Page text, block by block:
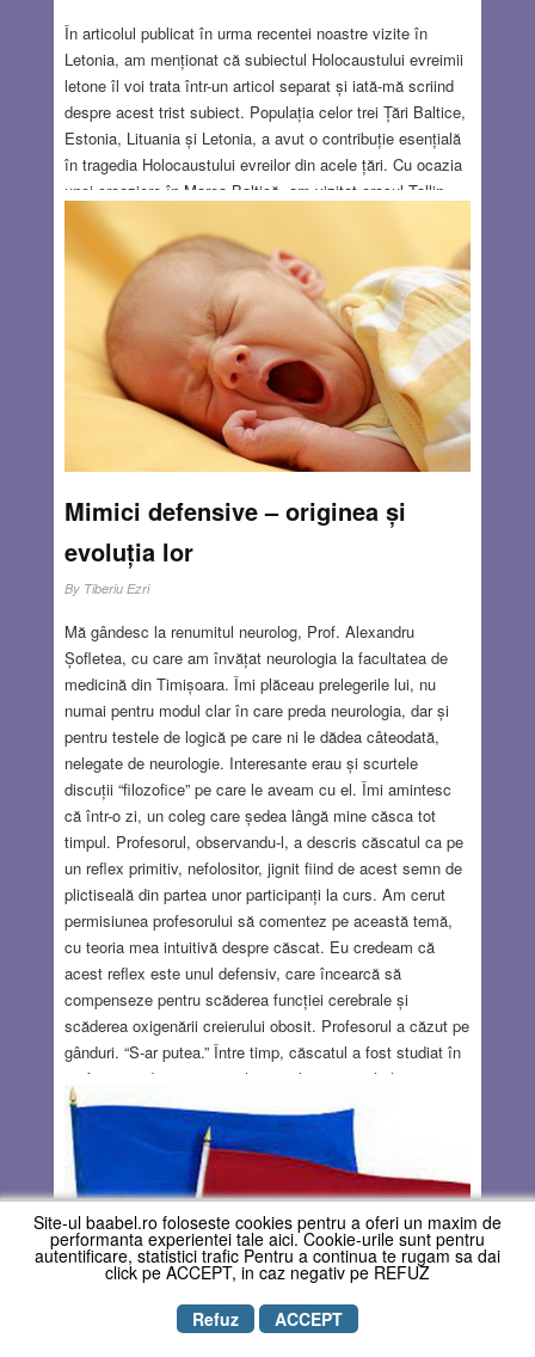
În articolul publicat în urma recentei noastre vizite în
Letonia, am menționat că subiectul Holocaustului evreimii
letone îl voi trata într-un articol separat și iată-mă scriind
despre acest trist subiect. Populația celor trei Țări Baltice,
Estonia, Lituania și Letonia, a avut o contribuție esențială
în tragedia Holocaustului evreilor din acele țări. Cu ocazia
unei croaziere în Marea Baltică, am vizitat orașul Tallin,
capitala Estoniei, unde am intrat și în sinagoga orașului,
redeschisă în anul 2000. Estonia are mai puțin de 1,5
milioane de locuitori, iar limba vorbită de estoni aparține
familiei de limbi fino-ugrice, înrudită cu finlandeza și
maghiara. La ora actuală în Estonia trăiesc în jur de 3000
de evrei. În 1939, când Estonia era încă independentă,
populația evreiasca număra 4.500 de suflete, majoritatea
veniți din Rusia. Ei se bucurau de libertate de cult și erau
prosperi. În 1940, Estonia a fost ocupată de trupele
sovietice. O parte dintre evrei au părăsit țara. În vara
anului 1941, prin operația Barbarossa, Germania a invadat
Uniunea Sovietică, inclusiv țările baltice, unde localnicii au
avut un rol semnificativ în exterminarea evreilor.
more…
Mimici defensive – originea și
evoluția lor
By Tiberiu Ezri
Mă gândesc la renumitul neurolog, Prof. Alexandru
Șofletea, cu care am învățat neurologia la facultatea de
medicină din Timișoara. Îmi plăceau prelegerile lui, nu
numai pentru modul clar în care preda neurologia, dar și
pentru testele de logică pe care ni le dădea câteodată,
nelegate de neurologie. Interesante erau și scurtele
discuții “filozofice” pe care le aveam cu el. Îmi amintesc
că într-o zi, un coleg care ședea lângă mine căsca tot
timpul. Profesorul, observandu-l, a descris căscatul ca pe
un reflex primitiv, nefolositor, jignit fiind de acest semn de
plictiseală din partea unor participanți la curs. Am cerut
permisiunea profesorului să comentez pe această temă,
cu teoria mea intuitivă despre căscat. Eu credeam că
acest reflex este unul defensiv, care încearcă să
compenseze pentru scăderea funcției cerebrale și
scăderea oxigenării creierului obosit. Profesorul a căzut pe
gânduri. “S-ar putea.” Între timp, căscatul a fost studiat în
profunzime de către neurologi, psihiatri și psihologi și
lucrurile s-au clarificat, dar nu până la capăt. Multitudinea
centrelor cerebrale, a receptorilor și a mediatorilor chimici
considerați ca fiind implicați în acest reflex, explică
varietatea teoriilor asupra mecanismului său și faptul, că
vedere fiziologic.
Read more…
MAY 5, 2022 14 COMMENTS
Site-ul baabel.ro foloseste cookies pentru a oferi un maxim de
performanta experientei tale aici. Cookie-urile sunt pentru
autentificare, statistici trafic Pentru a continua te rugam sa dai
click pe ACCEPT, in caz negativ pe REFUZ
Refuz
ACCEPT